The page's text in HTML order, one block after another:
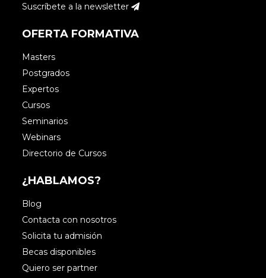
Suscríbete a la newsletter
OFERTA FORMATIVA
Masters
Postgrados
Expertos
Cursos
Seminarios
Webinars
Directorio de Cursos
¿HABLAMOS?
Blog
Contacta con nosotros
Solicita tu admisión
Becas disponibles
Quiero ser partner